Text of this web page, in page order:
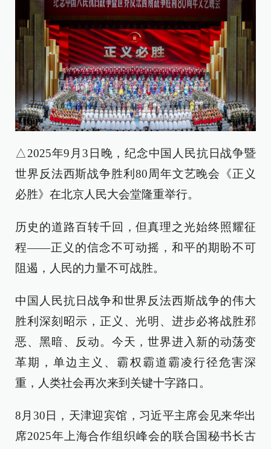
△2025年9月3日晚，纪念中国人民抗日战争暨
世界反法西斯战争胜利80周年文艺晚会《正义
必胜》在北京人民大会堂隆重举行。
历史的道路百转千回，但真理之光始终照耀征
程——正义的信念不可动摇，和平的期盼不可
阻遏，人民的力量不可战胜。
中国人民抗日战争和世界反法西斯战争的伟大
胜利深刻昭示，正义、光明、进步必将战胜邪
恶、黑暗、反动。今天，世界进入新的动荡变
革期，单边主义、霸权霸道霸凌行径危害深
重，人类社会再次来到关键十字路口。
8月30日，天津迎宾馆，习近平主席会见来华出
席2025年上海合作组织峰会的联合国秘书长古